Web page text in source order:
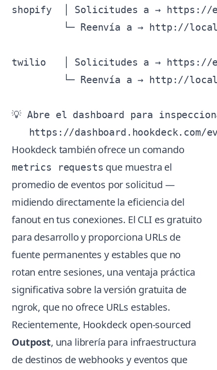
shopify  │ Solicitudes a → https://
└─ Reenvía a → http://
twilio   │ Solicitudes a → https://
└─ Reenvía a → http://
💡 Abre el dashboard para
Hookdeck también ofrece un comando
metrics requests que muestra el
promedio de eventos por solicitud —
midiendo directamente la eficiencia del
fanout en tus conexiones. El CLI es gratuito
para desarrollo y proporciona URLs de
fuente permanentes y estables que no
rotan entre sesiones, una ventaja práctica
significativa sobre la versión gratuita de
ngrok, que no ofrece URLs estables.
Recientemente, Hookdeck open-sourced
Outpost, una librería para infraestructura
de destinos de webhooks y eventos que